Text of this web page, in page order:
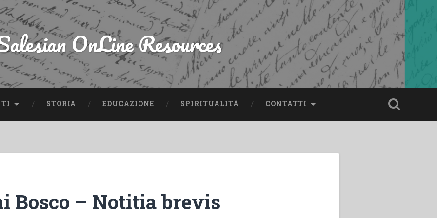
OnLine Resources
STORIA EDUCAZIONE SPIRITUALITÀ CONTATTI
Bosco – Notitia brevis